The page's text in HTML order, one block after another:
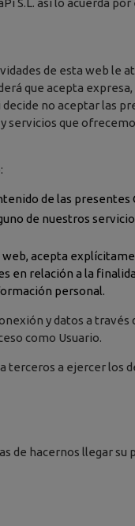
S.L. así lo acuerda por
de esta web le
que acepta expresa,
no aceptar las
servicios que
de las presentes
de nuestros
acepta
en relación a la
personal.
y datos a través
como Usuario.
terceros a ejercer los
de hacernos llegar su